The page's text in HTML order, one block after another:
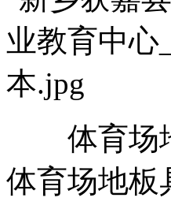
体育场地
体育场地板